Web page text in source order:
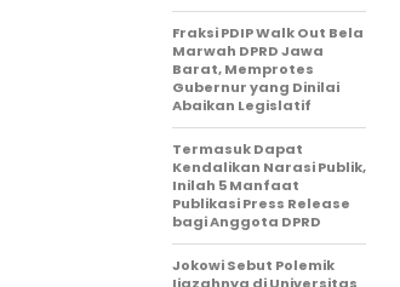
Fraksi PDIP Walk Out Bela
Marwah DPRD Jawa
Barat, Memprotes
Gubernur yang Dinilai
Abaikan Legislatif
Termasuk Dapat
Kendalikan Narasi Publik,
Inilah 5 Manfaat
Publikasi Press Release
bagi Anggota DPRD
Jokowi Sebut Polemik